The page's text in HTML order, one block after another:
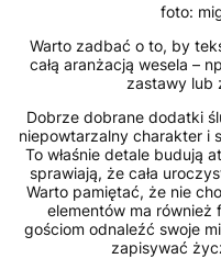
foto:
Warto zadbać o to, by
całą aranżacją wesela –
zastawy lub
Dobrze dobrane dodatki
niepowtarzalny charakter i
To właśnie detale budują
sprawiają, że cała
Warto pamiętać, że nie
elementów ma
gościom odnaleźć swoje
zapisywać